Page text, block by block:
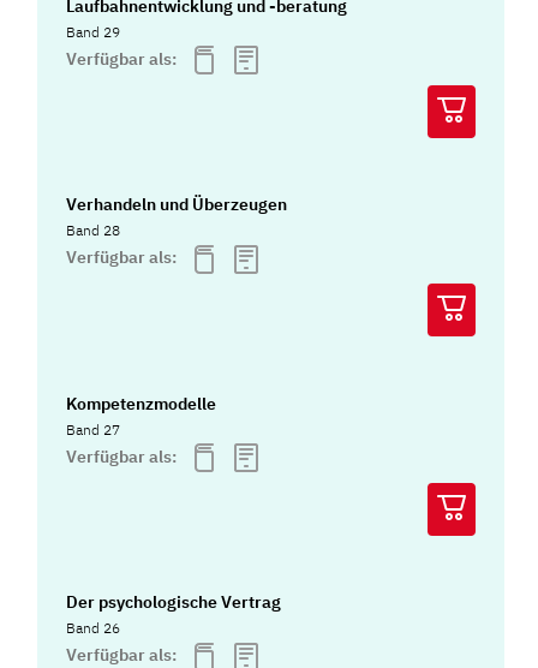
Laufbahnentwicklung und -beratung
Band 29
Verfügbar als:
Verhandeln und Überzeugen
Band 28
Verfügbar als:
Kompetenzmodelle
Band 27
Verfügbar als:
Der psychologische Vertrag
Band 26
Verfügbar als: